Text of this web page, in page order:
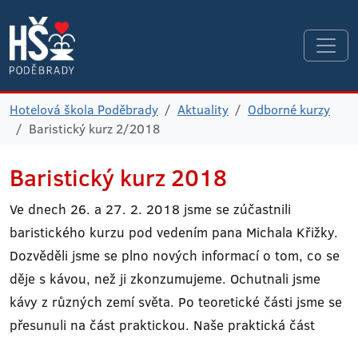
Hotelová škola Poděbrady Aktuality
Odborné kurzy
Baristický kurz 2/2018
Baristický kurz 2018
Ve dnech 26. a 27. 2. 2018 jsme se zúčastnili
baristického kurzu pod vedením pana Michala Křižky.
Dozvěděli jsme se plno nových informací o tom, co se
děje s kávou, než ji zkonzumujeme. Ochutnali jsme
kávy z různých zemí světa. Po teoretické části jsme se
přesunuli na část praktickou. Naše praktická část